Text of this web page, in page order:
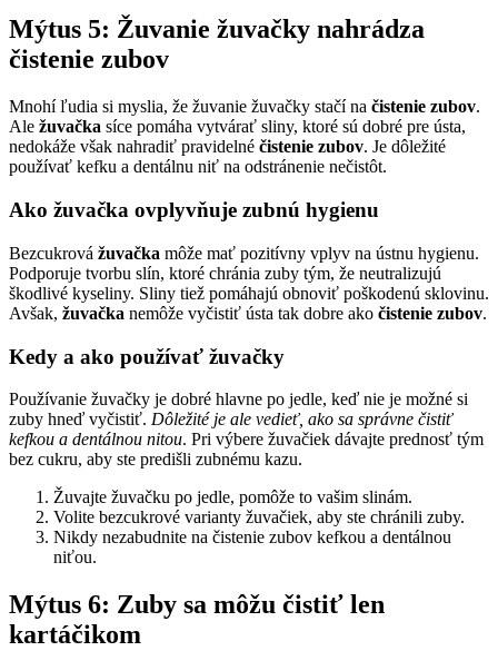
Mýtus 5: Žuvanie žuvačky nahrádza
čistenie zubov
Mnohí ľudia si myslia, že žuvanie žuvačky stačí na čistenie zubov.
Ale žuvačka síce pomáha vytvárať sliny, ktoré sú dobré pre ústa,
nedokáže však nahradiť pravidelné čistenie zubov. Je dôležité
používať kefku a dentálnu niť na odstránenie nečistôt.
Ako žuvačka ovplyvňuje zubnú hygienu
Bezcukrová žuvačka môže mať pozitívny vplyv na ústnu hygienu.
Podporuje tvorbu slín, ktoré chránia zuby tým, že neutralizujú
škodlivé kyseliny. Sliny tiež pomáhajú obnoviť poškodenú sklovinu.
Avšak, žuvačka nemôže vyčistiť ústa tak dobre ako čistenie zubov.
Kedy a ako používať žuvačky
Používanie žuvačky je dobré hlavne po jedle, keď nie je možné si
zuby hneď vyčistiť. Dôležité je ale vedieť, ako sa správne čistiť
kefkou a dentálnou nitou. Pri výbere žuvačiek dávajte prednosť tým
bez cukru, aby ste predišli zubnému kazu.
Žuvajte žuvačku po jedle, pomôže to vašim slinám.
Volite bezcukrové varianty žuvačiek, aby ste chránili zuby.
Nikdy nezabudnite na čistenie zubov kefkou a dentálnou
niťou.
Mýtus 6: Zuby sa môžu čistiť len
kartáčikom